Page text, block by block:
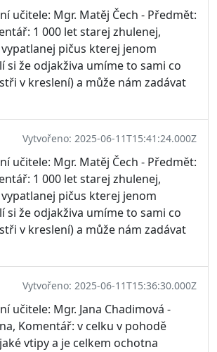
učitele: Mgr. Matěj Čech - Předmět:
1 000 let starej zhulenej,
pičus kterej jenom
si že odjakživa umíme to sami co
v kreslení) a může nám zadávat
Vytvořeno: 2025-06-11T15:41:24.000Z
učitele: Mgr. Matěj Čech - Předmět:
1 000 let starej zhulenej,
pičus kterej jenom
si že odjakživa umíme to sami co
v kreslení) a může nám zadávat
Vytvořeno: 2025-06-11T15:36:30.000Z
učitele: Mgr. Jana Chadimová -
Komentář: v celku v pohodě
vtipy a je celkem ochotna